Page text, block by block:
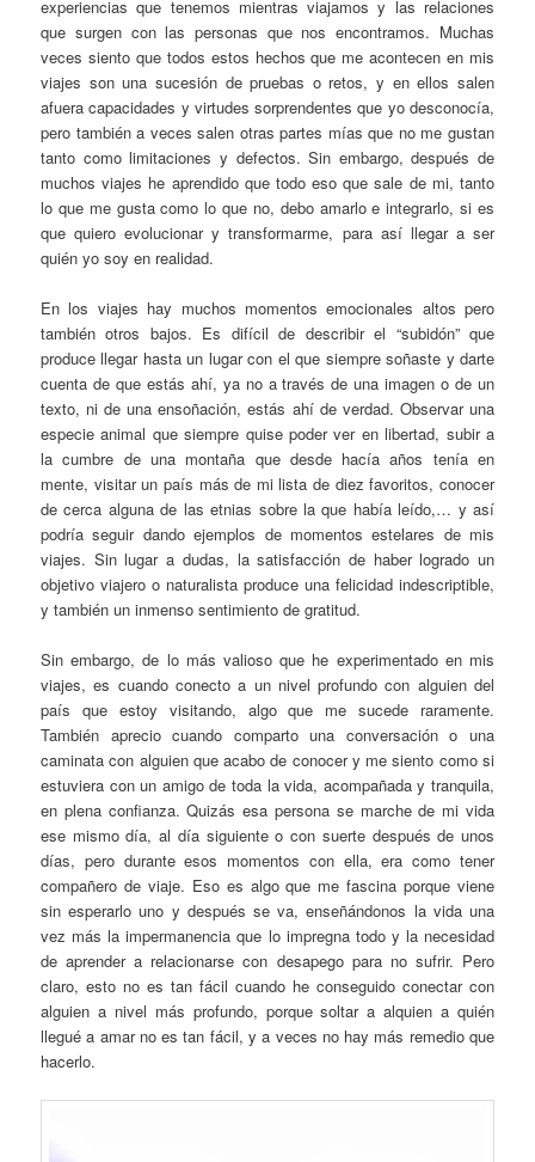
experiencias que tenemos mientras viajamos y las relaciones
que surgen con las personas que nos encontramos. Muchas
veces siento que todos estos hechos que me acontecen en mis
viajes son una sucesión de pruebas o retos, y en ellos salen
afuera capacidades y virtudes sorprendentes que yo desconocía,
pero también a veces salen otras partes mías que no me gustan
tanto como limitaciones y defectos. Sin embargo, después de
muchos viajes he aprendido que todo eso que sale de mi, tanto
lo que me gusta como lo que no, debo amarlo e integrarlo, si es
que quiero evolucionar y transformarme, para así llegar a ser
quién yo soy en realidad.
En los viajes hay muchos momentos emocionales altos pero
también otros bajos. Es difícil de describir el “subidón” que
produce llegar hasta un lugar con el que siempre soñaste y darte
cuenta de que estás ahí, ya no a través de una imagen o de un
texto, ni de una ensoñación, estás ahí de verdad. Observar una
especie animal que siempre quise poder ver en libertad, subir a
la cumbre de una montaña que desde hacía años tenía en
mente, visitar un país más de mi lista de diez favoritos, conocer
de cerca alguna de las etnias sobre la que había leído,… y así
podría seguir dando ejemplos de momentos estelares de mis
viajes. Sin lugar a dudas, la satisfacción de haber logrado un
objetivo viajero o naturalista produce una felicidad indescriptible,
y también un inmenso sentimiento de gratitud.
Sin embargo, de lo más valioso que he experimentado en mis
viajes, es cuando conecto a un nivel profundo con alguien del
país que estoy visitando, algo que me sucede raramente.
También aprecio cuando comparto una conversación o una
caminata con alguien que acabo de conocer y me siento como si
estuviera con un amigo de toda la vida, acompañada y tranquila,
en plena confianza. Quizás esa persona se marche de mi vida
ese mismo día, al día siguiente o con suerte después de unos
días, pero durante esos momentos con ella, era como tener
compañero de viaje. Eso es algo que me fascina porque viene
sin esperarlo uno y después se va, enseñándonos la vida una
vez más la impermanencia que lo impregna todo y la necesidad
de aprender a relacionarse con desapego para no sufrir. Pero
claro, esto no es tan fácil cuando he conseguido conectar con
alguien a nivel más profundo, porque soltar a alquien a quién
llegué a amar no es tan fácil, y a veces no hay más remedio que
hacerlo.